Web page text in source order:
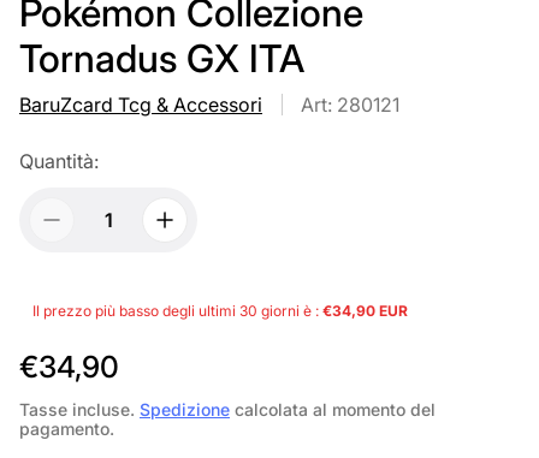
Pokémon Collezione
Tornadus GX ITA
BaruZcard Tcg & Accessori Art: 280121
Quantità:
Il prezzo più basso degli ultimi 30 giorni è : €34,90 EUR
P
r
e
€34,90
Tasse incluse. Spedizione calcolata al momento del
pagamento.